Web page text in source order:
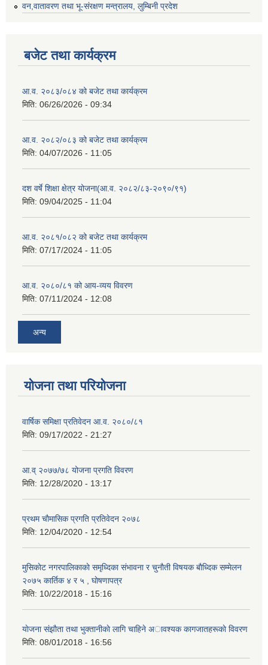
वन,वातावरण तथा भू-संरक्षण मन्त्रालय, लुम्बिनी प्रदेश
बजेट तथा कार्यक्रम
आ.व. २०८३/०८४ को बजेट तथा कार्यक्रम
मिति: 06/26/2026 - 09:34
आ.व. २०८२/०८३ को बजेट तथा कार्यक्रम
मिति: 04/07/2026 - 11:05
दश वर्षे शिक्षा क्षेत्र योजना(आ.व. २०८२/८३-२०९०/९१)
मिति: 09/04/2025 - 11:04
आ.व. २०८१/०८२ को बजेट तथा कार्यक्रम
मिति: 07/17/2024 - 11:05
आ.व. २०८०/८१ को आय-व्यय विवरण
मिति: 07/11/2024 - 12:08
अन्य
योजना तथा परियोजना
वार्षिक समिक्षा प्रतिवेदन आ.व. २०८०/८१
मिति: 09/17/2022 - 21:27
आ.व् २०७७/७८ योजना प्रगति विवरण
मिति: 12/28/2020 - 13:17
प्रथम चाैमासिक प्रगति प्रतिवेदन २०७८
मिति: 12/04/2020 - 12:54
मुसिकाेट नगरपालिकाकाे समृध्दिका संभावना र चुनाैती विषयक बाैध्दिक सम्मेलन
२०७५ कार्तिक ४ र ५ , घाेषणापत्र
मिति: 10/22/2018 - 15:16
याेजना संझाैता तथा भुक्तानीकाे लागि चाहिने अावश्यक कागजातहरूकाे विवरण
मिति: 08/01/2018 - 16:56